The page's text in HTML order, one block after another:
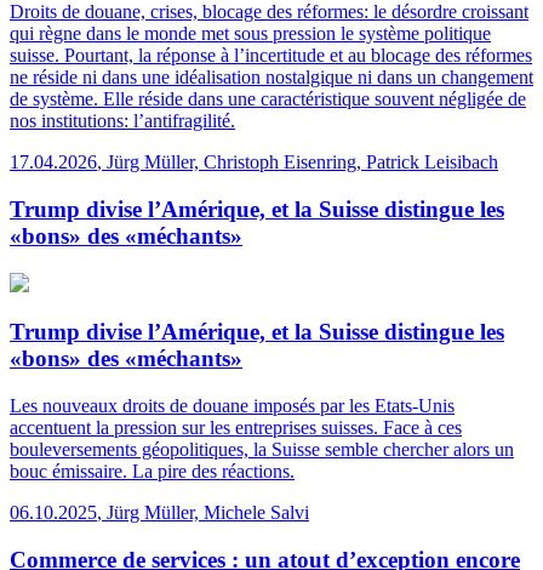
Droits de douane, crises, blocage des réformes: le désordre croissant
qui règne dans le monde met sous pression le système politique
suisse. Pourtant, la réponse à l’incertitude et au blocage des réformes
ne réside ni dans une idéalisation nostalgique ni dans un changement
de système. Elle réside dans une caractéristique souvent négligée de
nos institutions: l’antifragilité.
17.04.2026, Jürg Müller, Christoph Eisenring, Patrick Leisibach
Trump divise l’Amérique, et la Suisse distingue les
«bons» des «méchants»
Trump divise l’Amérique, et la Suisse distingue les
«bons» des «méchants»
Les nouveaux droits de douane imposés par les Etats-Unis
accentuent la pression sur les entreprises suisses. Face à ces
bouleversements géopolitiques, la Suisse semble chercher alors un
bouc émissaire. La pire des réactions.
06.10.2025, Jürg Müller, Michele Salvi
Commerce de services : un atout d’exception encore